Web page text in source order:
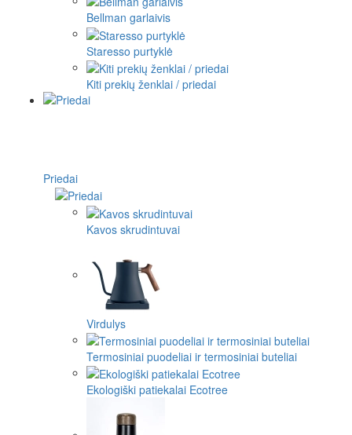
Bellman garlaivis
Staresso purtyklė
Kiti prekių ženklai / priedai
Priedai
Kavos skrudintuvai
Virdulys
Termosiniai puodeliai ir termosiniai buteliai
Ekologiški patiekalai Ecotree